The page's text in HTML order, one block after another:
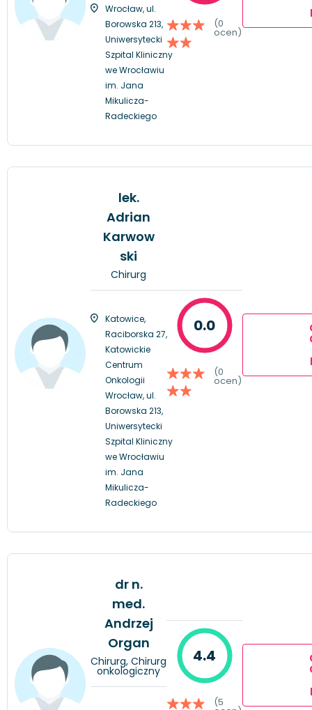
Wrocław, ul.
Borowska 213,
Uniwersytecki
Szpital Kliniczny
we Wrocławiu
im. Jana
Mikulicza-
Radeckiego
(0
ocen)
lek.
Adrian
Karwow
ski
Chirurg
Katowice,
Raciborska 27,
Katowickie
Centrum
Onkologii
Wrocław, ul.
Borowska 213,
Uniwersytecki
Szpital Kliniczny
we Wrocławiu
im. Jana
Mikulicza-
Radeckiego
0.0
(0
ocen)
dr n.
med.
Andrzej
Organ
Chirurg, Chirurg
onkologiczny
4.4
(5